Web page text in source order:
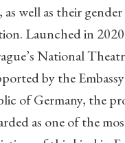
well as their
Launched in
National
by the
of Germany, the
as one of the